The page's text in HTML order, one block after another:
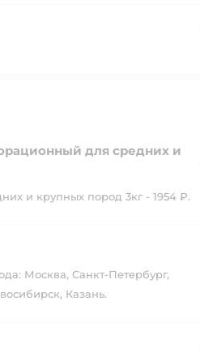
для средних и
и крупных пород 3кг - 1954 ₽.
Москва, Санкт-Петербург,
Казань.